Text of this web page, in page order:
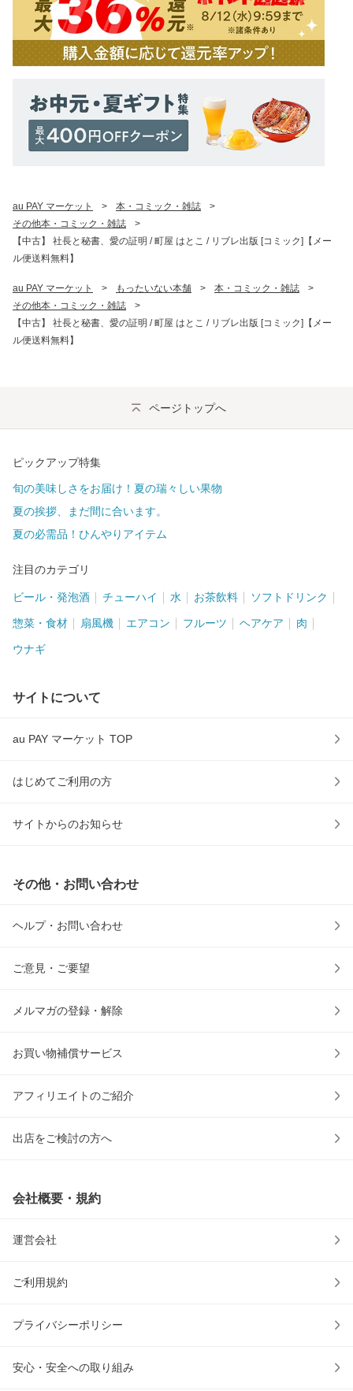
au PAY マーケット > 本・コミック・雑誌
>
その他本・コミック・雑誌
>
【中古】 社長と秘書、愛の証明 / 町屋 はとこ / リブレ出版 [コミック]【メー
ル便送料無料】
au PAY マーケット > もったいない本舗 > 本・コミック・雑誌
>
その他本・コミック・雑誌
>
【中古】 社長と秘書、愛の証明 / 町屋 はとこ / リブレ出版 [コミック]【メー
ル便送料無料】
ページトップへ
ピックアップ特集
旬の美味しさをお届け！夏の瑞々しい果物
夏の挨拶、まだ間に合います。
夏の必需品！ひんやりアイテム
注目のカテゴリ
ビール・発泡酒 チューハイ 水 お茶飲料 ソフトドリンク
惣菜・食材 扇風機 エアコン フルーツ ヘアケア 肉
ウナギ
サイトについて
au PAY マーケット TOP
はじめてご利用の方
サイトからのお知らせ
その他・お問い合わせ
ヘルプ・お問い合わせ
ご意見・ご要望
メルマガの登録・解除
お買い物補償サービス
アフィリエイトのご紹介
出店をご検討の方へ
会社概要・規約
運営会社
ご利用規約
プライバシーポリシー
安心・安全への取り組み